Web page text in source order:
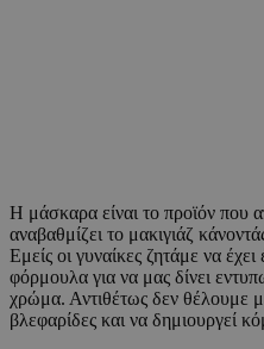
Η μάσκαρα είναι το προϊόν που
αναβαθμίζει το μακιγιάζ
Εμείς οι γυναίκες ζητάμε να
φόρμουλα για να μας δίνει
χρώμα. Αντιθέτως δεν θέλουμε
βλεφαρίδες και να δημιουργεί